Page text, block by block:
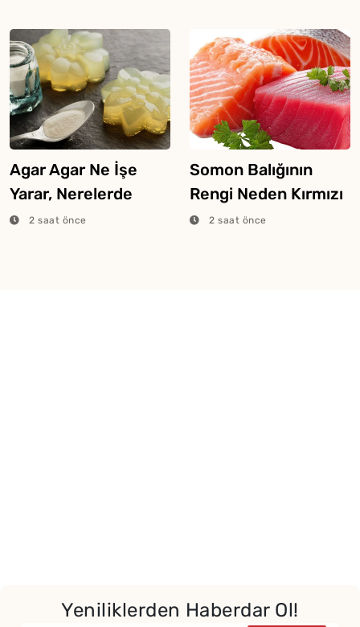
Agar Agar Ne İşe
Yarar, Nerelerde
Kullanılır?
2 saat önce
Somon Balığının
Rengi Neden Kırmızı
Veya Pembe Olur?
2 saat önce
Yeniliklerden Haberdar Ol!